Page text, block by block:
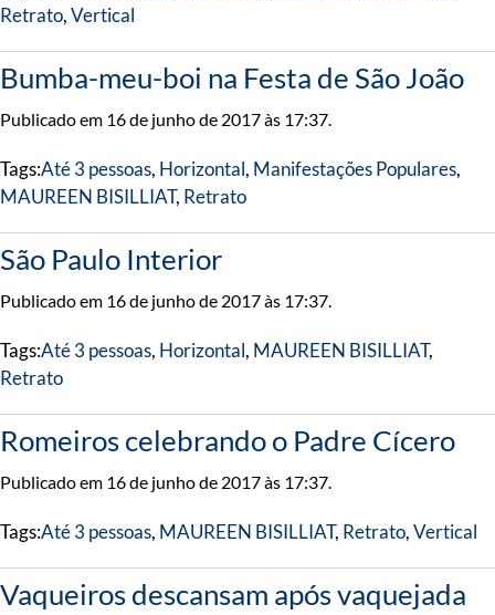
Retrato,Vertical
Bumba-meu-boi na Festa de São João
Publicado em 16 de junho de 2017 às 17:37.
Tags:Até 3 pessoas, Horizontal, Manifestações Populares,
MAUREEN BISILLIAT, Retrato
São Paulo Interior
Publicado em 16 de junho de 2017 às 17:37.
Tags:Até 3 pessoas, Horizontal, MAUREEN BISILLIAT,
Retrato
Romeiros celebrando o Padre Cícero
Publicado em 16 de junho de 2017 às 17:37.
Tags:Até 3 pessoas, MAUREEN BISILLIAT, Retrato,Vertical
Vaqueiros descansam após vaquejada